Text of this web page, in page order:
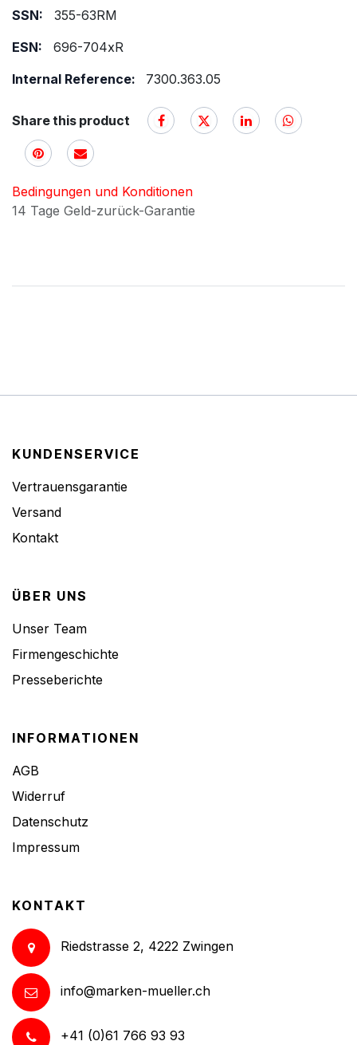
SSN:
355-63RM
ESN:
696-704xR
Internal Reference:
7300.363.05
Share this product
Bedingungen und Konditionen
14 Tage Geld-zurück-Garantie
KUNDENSERVICE
Vertrauensgarantie
Versand
Kontakt
ÜBER UNS
Unser Team
Firmengeschichte
Presseberichte
INFORMATIONEN
AGB
Widerruf
Datenschutz
Impressum
KONTAKT
Riedstrasse 2, 4222 Zwingen
info@marken-mueller.ch
+41 (0)61 766 93 93